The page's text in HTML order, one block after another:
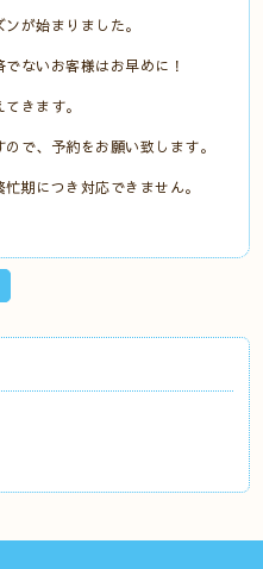
が始まりました。
ないお客様はお早めに！
きます。
で、予約をお願い致します。
期につき対応できません。